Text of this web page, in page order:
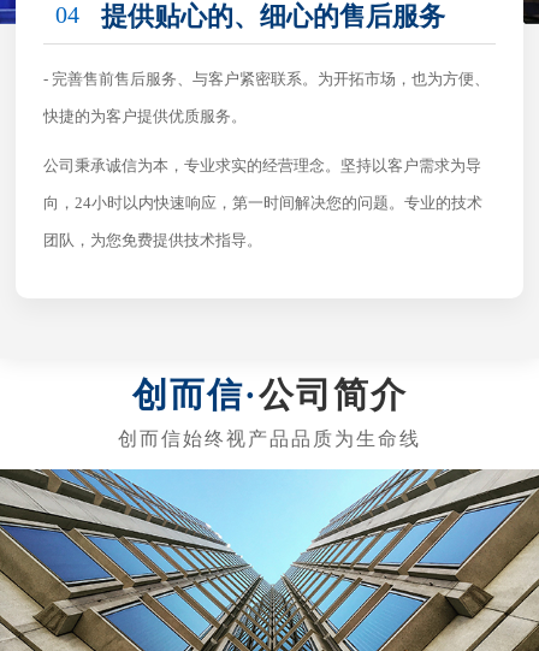
04 提供贴心的、细心的售后服务
- 完善售前售后服务、与客户紧密联系。为开拓市场，也为方便、
快捷的为客户提供优质服务。
公司秉承诚信为本，专业求实的经营理念。坚持以客户需求为导
向，24小时以内快速响应，第一时间解决您的问题。专业的技术
团队，为您免费提供技术指导。
公司简介